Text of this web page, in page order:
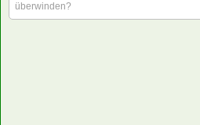
überwinden?